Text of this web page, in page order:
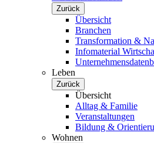
Zurück
Übersicht
Branchen
Transformation &
Infomaterial
Leben
Zurück
Übersicht
Alltag & Familie
Veranstaltungen
Bildung &
Wohnen